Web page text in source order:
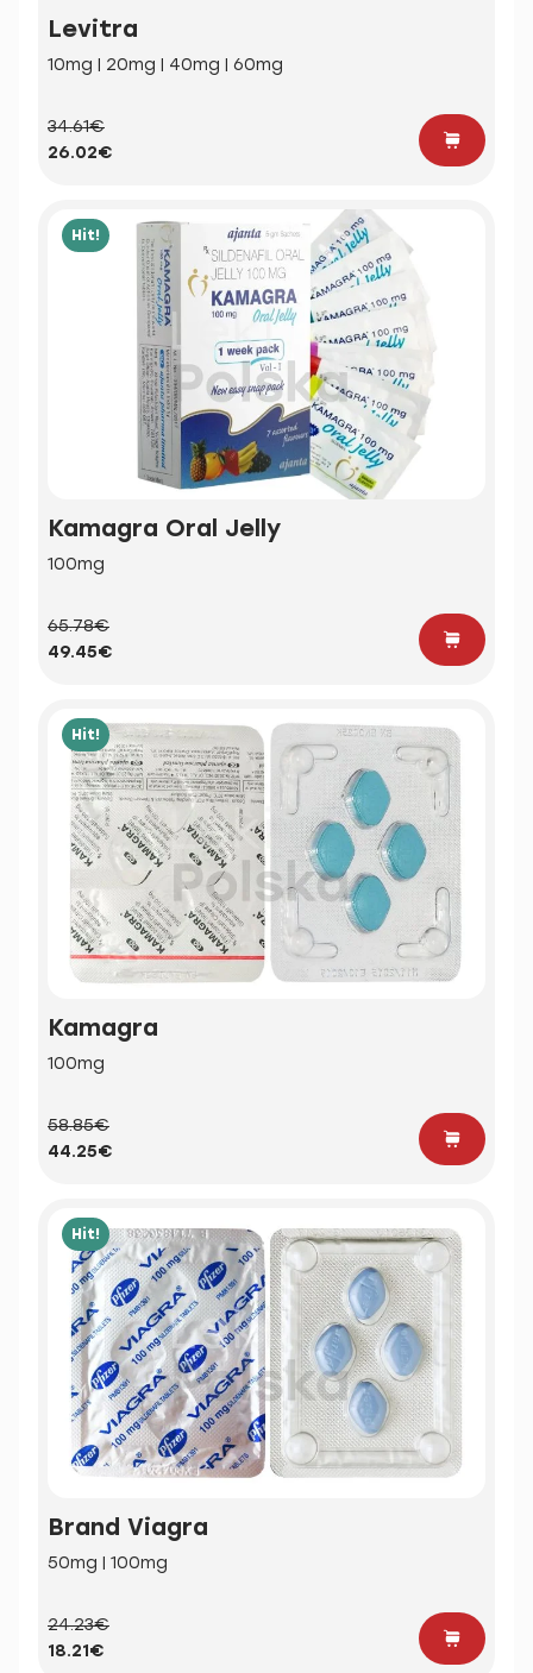
Levitra
10mg | 20mg | 40mg | 60mg
34.61€
26.02€
Hit!
Kamagra Oral Jelly
100mg
65.78€
49.45€
Hit!
Kamagra
100mg
58.85€
44.25€
Hit!
Brand Viagra
50mg | 100mg
24.23€
18.21€